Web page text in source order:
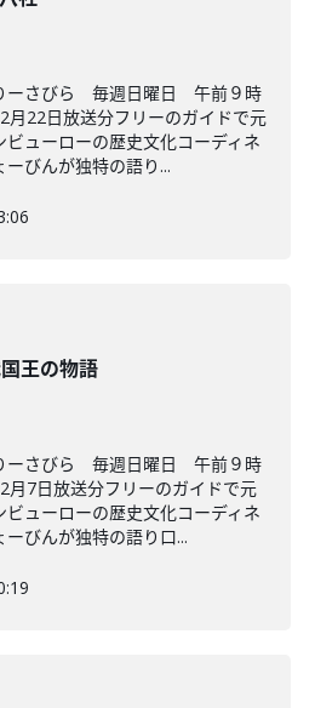
ーさびら 毎週日曜日 午前９時
22日放送分フリーのガイドで元
ューローの歴史文化コーディネ
びんが独特の語り...
王の物語
ーさびら 毎週日曜日 午前９時
7日放送分フリーのガイドで元
ューローの歴史文化コーディネ
びんが独特の語り口...